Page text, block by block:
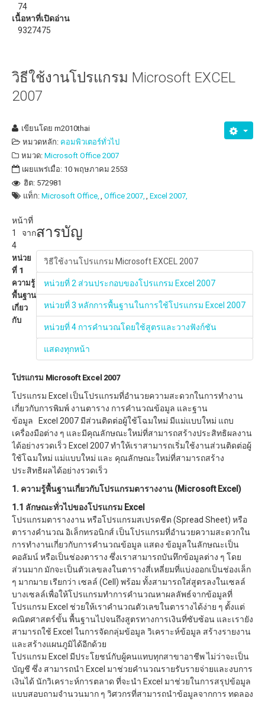
eBooks หรือหนังสือน่าอ่าน
74
เนื้อหาที่เปิดอ่าน
9327475
วิธีใช้งานโปรแกรม Microsoft EXCEL
2007
เขียนโดยm2010thai
หมวดหลัก: คอมพิวเตอร์ทั่วไป
หมวด: Microsoft Office 2007
เผยแพร่เมื่อ: 10 พฤษภาคม 2553
ฮิต: 572981
แท็ก: Microsoft Office, Office 2007, Excel 2007,
สารบัญ
วิธีใช้งานโปรแกรม Microsoft EXCEL 2007
หน่วยที่ 2 ส่วนประกอบของโปรแกรม Excel 2007
หน่วยที่ 3 หลักการพื้นฐานในการใช้โปรแกรม Excel 2007
หน่วยที่ 4 การคำนวณโดยใช้สูตรและวางฟังก์ชัน
แสดงทุกหน้า
หน้าที่
1 จาก
4
หน่วย
ที่ 1
ความรู้
พื้นฐาน
เกี่ยว
กับ
โปรแกรม Microsoft Excel 2007
โปรแกรม Excel เป็นโปรแกรมที่อำนวยความสะดวกในการทำงาน
เกี่ยวกับการพิมพ์ งานตาราง การคำนวณข้อมูล และฐาน
ข้อมูล Excel 2007 มีส่วนติดต่อผู้ใช้โฉมใหม่ มีแม่แบบใหม่ แถบ
เครื่องมือต่าง ๆ และมีคุณลักษณะใหม่ที่สามารถสร้างประสิทธิผลงาน
ได้อย่างรวดเร็ว Excel 2007 ทำให้เราสามารถเริ่มใช้งานส่วนติดต่อผู้
ใช้โฉมใหม่ แม่แบบใหม่ และ คุณลักษณะใหม่ที่สามารถสร้าง
ประสิทธิผลได้อย่างรวดเร็ว
1. ความรู้พื้นฐานเกี่ยวกับโปรแกรมตารางงาน (Microsoft Excel)
1.1 ลักษณะทั่วไปของโปรแกรม Excel
โปรแกรมตารางงาน หรือโปรแกรมสเปรดชีต (Spread Sheet) หรือ
ตารางคำนวณ อิเล็กทรอนิกส์ เป็นโปรแกรมที่อำนวยความสะดวกใน
การทำงานเกี่ยวกับการคำนวณข้อมูล แสดง ข้อมูลในลักษณะเป็น
คอลัมน์ หรือเป็นช่องตาราง ซึ่งเราสามารถบันทึกข้อมูลต่าง ๆ โดย
ส่วนมาก มักจะเป็นตัวเลขลงในตารางสี่เหลี่ยมที่แบ่งออกเป็นช่องเล็ก
ๆ มากมาย เรียกว่า เซลล์ (Cell) พร้อม ทั้งสามารถใส่สูตรลงในเซลล์
บางเซลล์เพื่อให้โปรแกรมทำการคำนวณหาผลลัพธ์จากข้อมูลที่
โปรแกรม Excel ช่วยให้เราคำนวณตัวเลขในตารางได้ง่าย ๆ ตั้งแต่
คณิตศาสตร์ขั้น พื้นฐานไปจนถึงสูตรทางการเงินที่ซับซ้อน และเรายัง
สามารถใช้ Excel ในการจัดกลุ่มข้อมูล วิเคราะห์ข้อมูล สร้างรายงาน
และสร้างแผนภูมิได้อีกด้วย
โปรแกรม Excel มีประโยชน์กับผู้คนแทบทุกสาขาอาชีพ ไม่ว่าจะเป็น
บัญชี ซึ่ง สามารถนำ Excel มาช่วยคำนวณรายรับรายจ่ายและงบการ
เงินได้ นักวิเคราะห์การตลาด ที่จะนำ Excel มาช่วยในการสรุปข้อมูล
แบบสอบถามจำนวนมาก ๆ วิศวกรที่สามารถนำข้อมูลจากการ ทดลอง